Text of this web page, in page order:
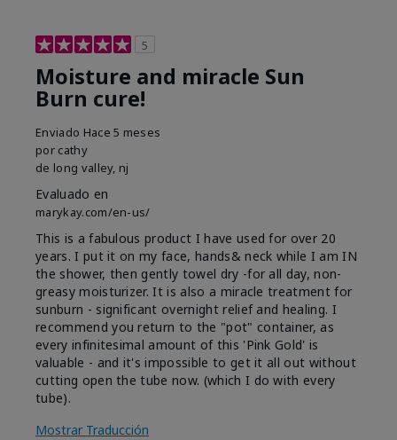
5
Moisture and miracle Sun
Burn cure!
Enviado Hace 5 meses
por cathy
de long valley, nj
Evaluado en
marykay.com/en-us/
This is a fabulous product I have used for over 20
years. I put it on my face, hands& neck while I am IN
the shower, then gently towel dry -for all day, non-
greasy moisturizer. It is also a miracle treatment for
sunburn - significant overnight relief and healing. I
recommend you return to the "pot" container, as
every infinitesimal amount of this 'Pink Gold' is
valuable - and it's impossible to get it all out without
cutting open the tube now. (which I do with every
tube).
Mostrar Traducción